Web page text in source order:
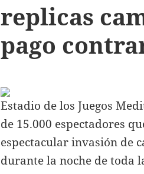
replicas
pago
Estadio de los Juegos
de 15.000 espectadores
espectacular invasión de
durante la noche de toda